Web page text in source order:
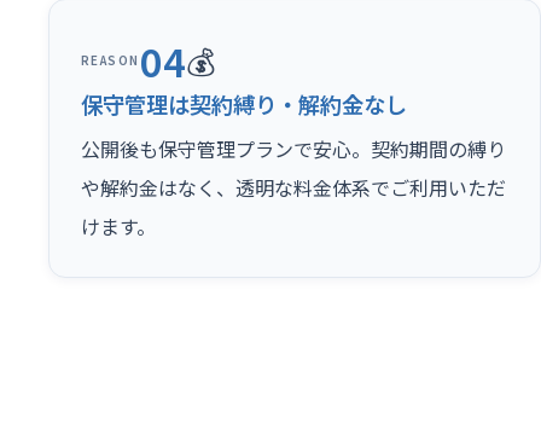
REASON 04💰
保守管理は契約縛り・解約金なし
公開後も保守管理プランで安心。契約期間の縛り
や解約金はなく、透明な料金体系でご利用いただ
けます。